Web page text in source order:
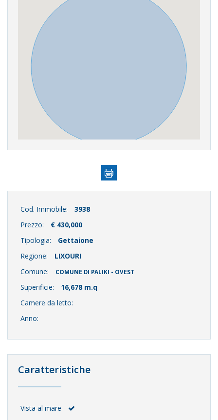
Cod. Immobile:
3938
Prezzo:
€ 430,000
Tipologia:
Gettaione
Regione:
LIXOURI
Comune:
COMUNE DI PALIKI - OVEST
Superificie:
16,678 m.q
Camere da letto:
Anno:
Caratteristiche
Vista al mare